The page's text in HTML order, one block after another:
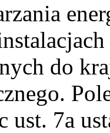
do
ust. 7a